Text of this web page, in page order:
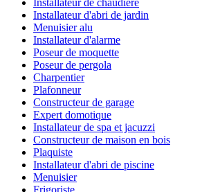
Installateur de chaudière
Installateur d'abri de jardin
Menuisier alu
Installateur d'alarme
Poseur de moquette
Poseur de pergola
Charpentier
Plafonneur
Constructeur de garage
Expert domotique
Installateur de spa et jacuzzi
Constructeur de maison en bois
Plaquiste
Installateur d'abri de piscine
Menuisier
Frigoriste